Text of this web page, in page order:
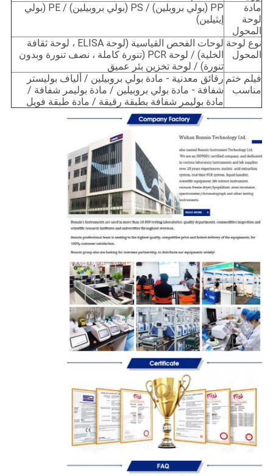
مادة
لوحة
المحول
PP (بولي بروبلين) / PS (بولي بروبيلين) / PE (بولي
إيثيلين)
نوع لوحة
المحول
لوحات الفحص القياسية (لوحة ELISA ، لوحة ثقافة
الخلية) / لوحة PCR (تنورة كاملة ، نصف تنورة وبدون
تنورة) / لوحة تخزين بئر عميق
فيلم ختم
مناسب
رقائق معدنية - مادة بولي بروبيلين / ألياف بوليستر
شفافة - مادة بولي بروبيلين / مادة بوليمر شفافة /
مادة بوليمر شفافة بطبقة رقيقة / مادة طبقة فويل